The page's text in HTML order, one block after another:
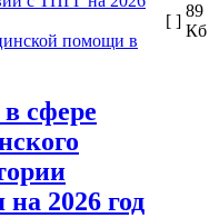
помощи в
[ ]
89
Кб
сфере
2026 год